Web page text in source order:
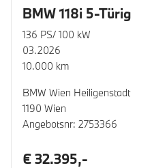
BMW 118i 5-Türig
136 PS/ 100 kW
03.2026
10.000 km
BMW Wien Heiligenstadt
1190 Wien
Angebotsnr: 2753366
€ 32.395,-